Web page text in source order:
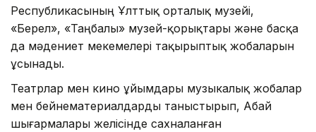
Республикасының Ұлттық орталық музейі,
«Берел», «Таңбалы» музей-қорықтары және басқа
да мәдениет мекемелері тақырыптық жобаларын
ұсынады.
Театрлар мен кино ұйымдары музыкалық жобалар
мен бейнематериалдарды таныстырып, Абай
шығармалары желісінде сахналанған